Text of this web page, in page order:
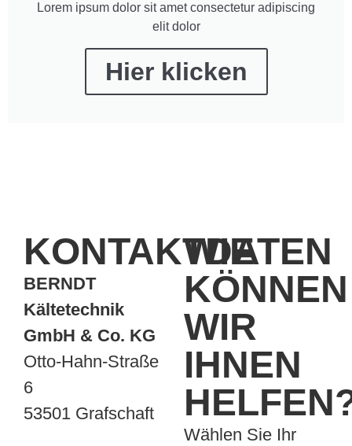
Lorem ipsum dolor sit amet consectetur adipiscing
elit dolor
Hier klicken
KONTAKTDATEN
BERNDT
Kältetechnik
GmbH & Co. KG
Otto-Hahn-Straße
6
53501 Grafschaft
WIE
KÖNNEN
WIR
IHNEN
Wählen Sie Ihr